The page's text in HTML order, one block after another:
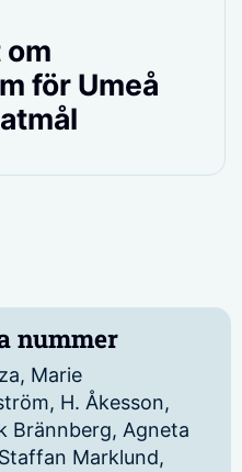
för Umeå
nummer
Marie
H. Åkesson,
Brännberg, Agneta
Marklund,